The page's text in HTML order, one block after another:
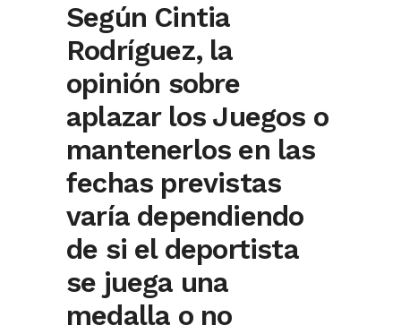
Según Cintia
Rodríguez, la
opinión sobre
aplazar los Juegos o
mantenerlos en las
fechas previstas
varía dependiendo
de si el deportista
se juega una
medalla o no